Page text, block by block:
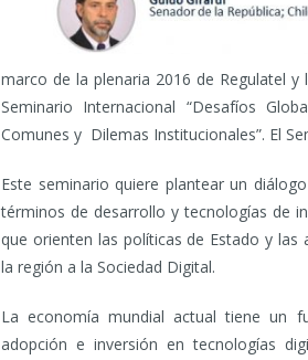
marco de la plenaria 2016 de Regulatel
Seminario Internacional “Desafíos
Comunes y Dilemas Institucionales”. El
Este seminario quiere plantear un
términos de desarrollo y tecnologías de
que orienten las políticas de Estado y las
la región a la Sociedad Digital.
La economía mundial actual tiene un
adopción e inversión en tecnologías